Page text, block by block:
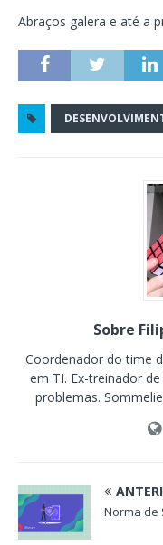
Abraços galera e até a
Sobre
Coordenador do time
em TI. Ex-treinador
problemas.
Norma de